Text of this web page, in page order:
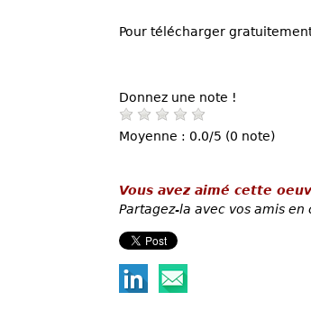
Pour télécharger
Donnez une note !
Moyenne : 0.0/5 (0 note)
Vous avez aimé cette
Partagez-la avec vos amis